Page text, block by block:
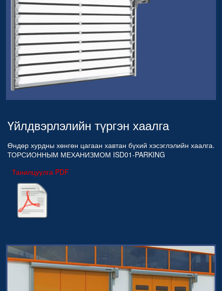
Үйлдвэрлэлийн түргэн хаалга
Өндөр хурдны хөнгөн цагаан хавтан бүхий хэсэглэлийн хаалга.
ТОРСИОННЫМ МЕХАНИЗМОМ ISD01-PARKING
Танилцуулга PDF